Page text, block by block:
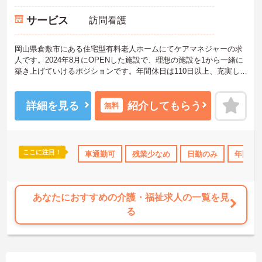
日勤のみ 年間休日110日以上 ボーナス・賞与あり
サービス 訪問看護
岡山県倉敷市にある住宅型有料老人ホームにてケアマネジャーの求
人です。2024年8月にOPENした施設で、理想の施設を1から一緒に
築き上げていけるポジションです。年間休日は110日以上、充実した
ご興味のある方には、面接対策ポイントなど、さらに詳細をお話し
いたしますのでお気軽にご相談ください！
詳細を見る 無料 紹介してもらう
ここに注目！ 車通勤可 残業少なめ 日勤のみ 年間休
あなたにおすすめの介護・福祉求人の一覧を見
る